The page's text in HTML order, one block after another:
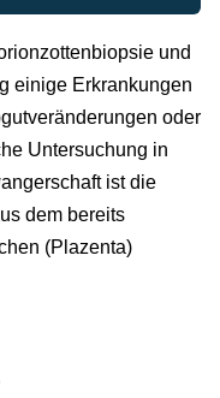
und
einige Erkrankungen
oder
Untersuchung in
ist die
dem bereits
(Plazenta)